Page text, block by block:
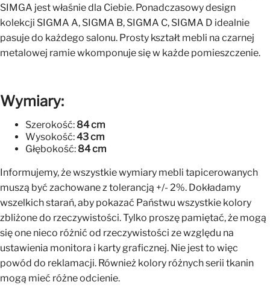
SIMGA jest właśnie dla Ciebie. Ponadczasowy design
kolekcji SIGMA A, SIGMA B, SIGMA C, SIGMA D idealnie
pasuje do każdego salonu. Prosty kształt mebli na czarnej
metalowej ramie wkomponuje się w każde pomieszczenie.
Wymiary:
Szerokość: 84 cm
Wysokość:43 cm
Głębokość: 84 cm
Informujemy, że wszystkie wymiary mebli tapicerowanych
muszą być zachowane z tolerancją +/- 2%. Dokładamy
wszelkich starań, aby pokazać Państwu wszystkie kolory
zbliżone do rzeczywistości. Tylko proszę pamiętać, że mogą
się one nieco różnić od rzeczywistości ze względu na
ustawienia monitora i karty graficznej. Nie jest to więc
powód do reklamacji. Również kolory różnych serii tkanin
mogą mieć różne odcienie.